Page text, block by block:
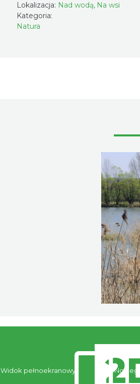
Lokalizacja: Nad wodą, Na wsi
Kategoria:
Natura
Widok pełnoekranowy: Noclegi